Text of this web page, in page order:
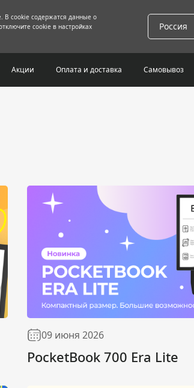
В cookie содержатся данные о
cookie в настройках
Россия
Акции Оплата и доставка Самовывоз
09 июня 2026
PocketBook 700 Era Lite